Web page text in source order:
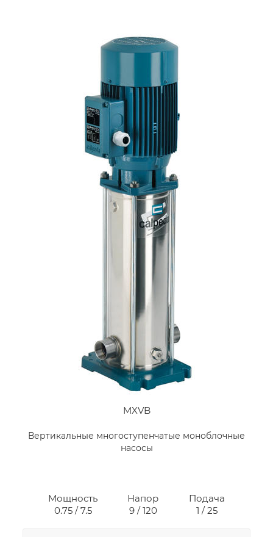
MXVB
Вертикальные многоступенчатые моноблочные
насосы
Мощность
0.75 / 7.5
Напор
9 / 120
Подача
1 / 25